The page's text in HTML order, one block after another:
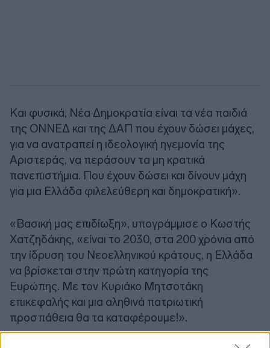
Και φυσικά, Νέα Δημοκρατία είναι τα νέα παιδιά
της ΟΝΝΕΔ και της ΔΑΠ που έχουν δώσει μάχες,
για να ανατραπεί η ιδεολογική ηγεμονία της
Αριστεράς, να περάσουν τα μη κρατικά
πανεπιστήμια. Που έχουν δώσει και δίνουν μάχη
για μια Ελλάδα φιλελεύθερη και δημοκρατική».
«Βασική μας επιδίωξη», υπογράμμισε ο Κωστής
Χατζηδάκης, «είναι το 2030, στα 200 χρόνια από
την ίδρυση του Νεοελληνικού κράτους, η Ελλάδα
να βρίσκεται στην πρώτη κατηγορία της
Ευρώπης. Με τον Κυριάκο Μητσοτάκη
επικεφαλής και μια αληθινά πατριωτική
προσπάθεια θα τα καταφέρουμε!».